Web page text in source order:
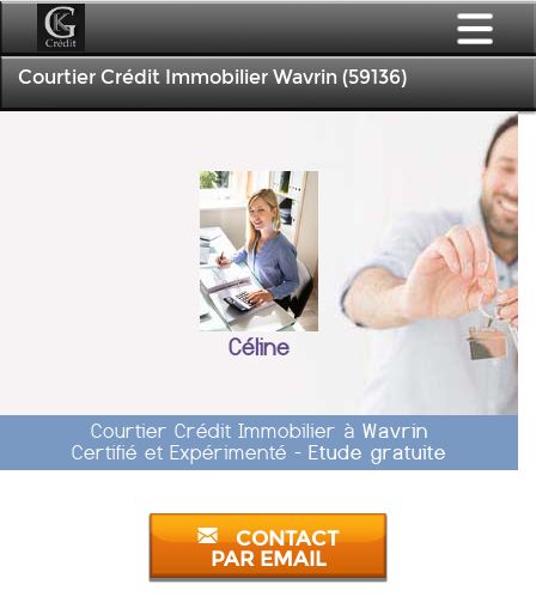
Courtier Crédit Immobilier Wavrin (59136)
Céline
Courtier Crédit Immobilier à Wavrin
Certifié et Expérimenté - Etude gratuite
CONTACT
PAR EMAIL